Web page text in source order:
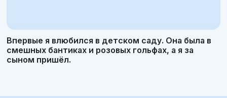
Впервые я влюбился в детском саду. Она была в
смешных бантиках и розовых гольфах, а я за
сыном пришёл.